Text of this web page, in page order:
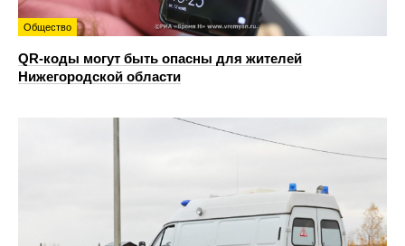
Общество
QR-коды могут быть опасны для жителей
Нижегородской области